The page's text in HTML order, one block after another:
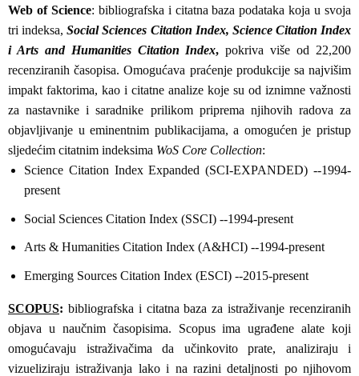
Web of Science: bibliografska i citatna baza podataka koja u svoja
tri indeksa,Social Sciences Citation Index, Science Citation Index
i Arts and Humanities Citation Index, pokriva više od 22,200
recenziranih časopisa. Omogućava praćenje produkcije sa najvišim
impakt faktorima, kao i citatne analize koje su od iznimne važnosti
za nastavnike i saradnike prilikom priprema njihovih radova za
objavljivanje u eminentnim publikacijama, a omogućen je pristup
sljedećim citatnim indeksima WoS Core Collection:
Science Citation Index Expanded (SCI-EXPANDED) --1994-
present
Social Sciences Citation Index (SSCI) --1994-present
Arts & Humanities Citation Index (A&HCI) --1994-present
Emerging Sources Citation Index (ESCI) --2015-present
SCOPUS: bibliografska i citatna baza za istraživanje recenziranih
objava u naučnim časopisima. Scopus ima ugrađene alate koji
omogućavaju istraživačima da učinkovito prate, analiziraju i
vizueliziraju istraživanja lako i na razini detaljnosti po njihovom